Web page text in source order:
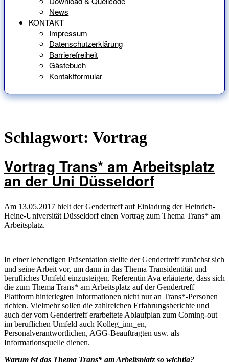
News
KONTAKT
Impressum
Datenschutzerklärung
Barrierefreiheit
Gästebuch
Kontaktformular
Schlagwort: Vortrag
Vortrag Trans* am Arbeitsplatz
an der Uni Düsseldorf
Am 13.05.2017 hielt der Gendertreff auf Einladung der Heinrich-
Heine-Universität Düsseldorf einen Vortrag zum Thema Trans* am
Arbeitsplatz.
In einer lebendigen Präsentation stellte der Gendertreff zunächst sich
und seine Arbeit vor, um dann in das Thema Transidentität und
berufliches Umfeld einzusteigen. Referentin Ava erläuterte, dass sich
die zum Thema Trans* am Arbeitsplatz auf der Gendertreff
Plattform hinterlegten Informationen nicht nur an Trans*-Personen
richten. Vielmehr sollen die zahlreichen Erfahrungsberichte und
auch der vom Gendertreff erarbeitete Ablaufplan zum Coming-out
im beruflichen Umfeld auch Kolleg_inn_en,
Personalverantwortlichen, AGG-Beauftragten usw. als
Informationsquelle dienen.
Warum ist das Thema Trans* am Arbeitsplatz so wichtig?